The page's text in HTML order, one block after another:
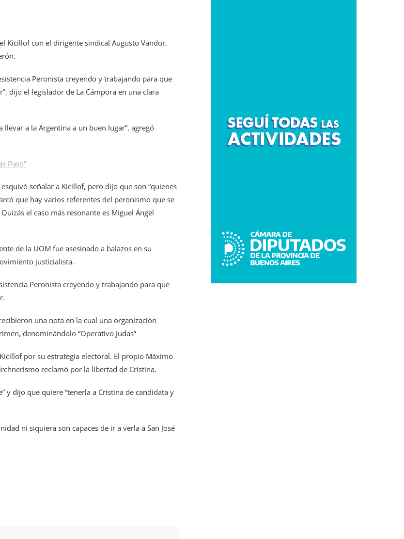
Kicillof con el dirigente sindical Augusto Vandor,
Peronista creyendo y trabajando para que
dijo el legislador de La Cámpora en una clara
a la Argentina a un buen lugar”, agregó
Paso”
señalar a Kicillof, pero dijo que son “quienes
que hay varios referentes del peronismo que se
el caso más resonante es Miguel Ángel
de la UOM fue asesinado a balazos en su
justicialista.
Peronista creyendo y trabajando para que
una nota en la cual una organización
denominándolo “Operativo Judas”
por su estrategia electoral. El propio Máximo
reclamó por la libertad de Cristina.
y dijo que quiere “tenerla a Cristina de candidata y
ni siquiera son capaces de ir a verla a San José